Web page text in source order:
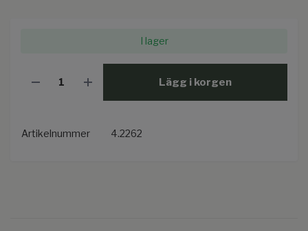
I lager
Lägg i korgen
Artikelnummer 4.2262